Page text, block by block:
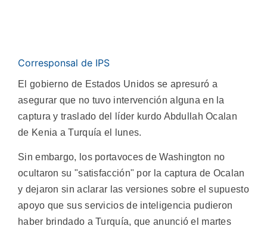
Corresponsal de IPS
El gobierno de Estados Unidos se apresuró a
asegurar que no tuvo intervención alguna en la
captura y traslado del líder kurdo Abdullah Ocalan
de Kenia a Turquía el lunes.
Sin embargo, los portavoces de Washington no
ocultaron su "satisfacción" por la captura de Ocalan
y dejaron sin aclarar las versiones sobre el supuesto
apoyo que sus servicios de inteligencia pudieron
haber brindado a Turquía, que anunció el martes